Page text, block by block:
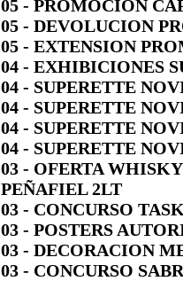
05 - PROMOCION
05 - DEVOLUCION
05 - EXTENSION
04 - EXHIBICIONES
04 - SUPERETTE
04 - SUPERETTE
04 - SUPERETTE
04 - SUPERETTE
03 - OFERTA
PEÑAFIEL 2LT
03 - CONCURSO
03 - POSTERS
03 - DECORACION
03 - CONCURSO